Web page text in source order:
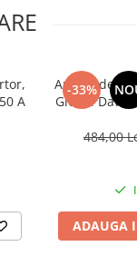
A
-33%
Aparat de
Global
484,00
ADAUGA